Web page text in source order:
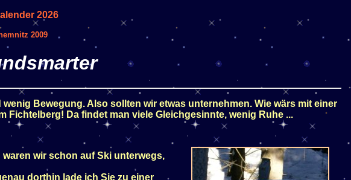
2026
2009
Bewegung. Also sollten wir etwas unternehmen. Wie wärs mit einer
Da findet man viele Gleichgesinnte, wenig Ruhe ...
waren wir schon auf Ski unterwegs,
dorthin lade ich Sie zu einer